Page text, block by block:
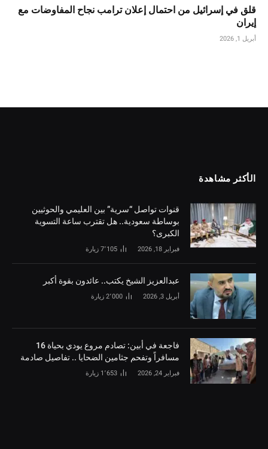
قلق في إسرائيل من احتمال إعلان ترامب نجاح المفاوضات مع
إيران
أبريل 1, 2026
الأكثر مشاهدة
قنوات تواصل “سرية” بين العليمي والحوثيين
بوساطة سعودية.. هل تقترب ساعة التسوية
الكبرى؟
فبراير 18, 2026 7٬105 زيارة
‏عبدالعزيز الشيخ يكتب.. عائدون بقوة أكبر
أبريل 3, 2026 2٬000 زيارة
فاجعة في أبين: تصادم مروع يودي بحياة 16
مسافراً وتفحم جثامين الضحايا .. تفاصيل صادمة
فبراير 24, 2026 1٬653 زيارة